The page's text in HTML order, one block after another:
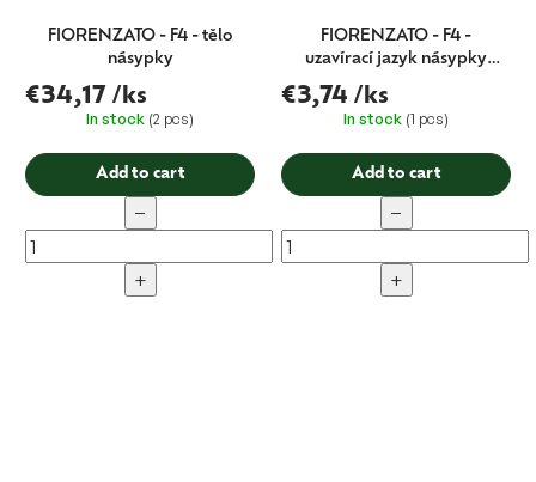
FIORENZATO - F4 - tělo
násypky
€34,17 /ks
In stock (2 pcs)
Add to cart
−
+
FIORENZATO - F4 -
uzavírací jazyk násypky
mlýnku
€3,74 /ks
In stock (1 pcs)
Add to cart
−
+